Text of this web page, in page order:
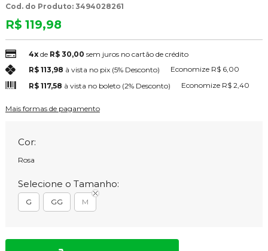
Cod. do Produto: 3494028261
R$ 119,98
4xde R$ 30,00 sem juros no cartão de crédito
R$ 113,98 à vista no pix (5% Desconto) Economize R$ 6,00
R$ 117,58 à vista no boleto (2% Desconto) Economize R$ 2,40
Mais formas de pagamento
Cor:
Rosa
Selecione o Tamanho:
G GG M